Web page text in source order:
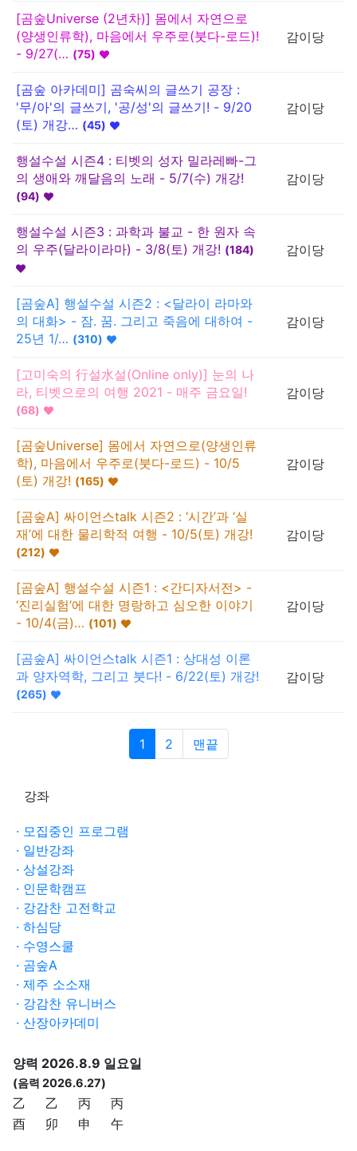
[곰숲Universe (2년차)] 몸에서 자연으로
(양생인류학), 마음에서 우주로(붓다-로드)!
- 9/27(… (75)
감이당
[곰숲 아카데미] 곰숙씨의 글쓰기 공장 :
'무/아'의 글쓰기, '공/성'의 글쓰기! - 9/20
(토) 개강… (45)
감이당
행설수설 시즌4 : 티벳의 성자 밀라레빠-그
의 생애와 깨달음의 노래 - 5/7(수) 개강!
(94)
감이당
행설수설 시즌3 : 과학과 불교 - 한 원자 속
의 우주(달라이라마) - 3/8(토) 개강! (184) 감이당
[곰숲A] 행설수설 시즌2 : <달라이 라마와
의 대화> - 잠. 꿈. 그리고 죽음에 대하여 -
25년 1/… (310)
감이당
[고미숙의 行설水설(Online only)] 눈의 나
라, 티벳으로의 여행 2021 - 매주 금요일!
(68)
감이당
[곰숲Universe] 몸에서 자연으로(양생인류
학), 마음에서 우주로(붓다-로드) - 10/5
(토) 개강! (165)
감이당
[곰숲A] 싸이언스talk 시즌2 : ‘시간’과 ‘실
재’에 대한 물리학적 여행 - 10/5(토) 개강!
(212)
감이당
[곰숲A] 행설수설 시즌1 : <간디자서전> -
‘진리실험’에 대한 명랑하고 심오한 이야기
- 10/4(금)… (101)
감이당
[곰숲A] 싸이언스talk 시즌1 : 상대성 이론
과 양자역학, 그리고 붓다! - 6/22(토) 개강!
(265)
감이당
1 2 맨끝
강좌
· 모집중인 프로그램
· 일반강좌
· 상설강좌
· 인문학캠프
· 강감찬 고전학교
· 하심당
· 수영스쿨
· 곰숲A
· 제주 소소재
· 강감찬 유니버스
· 산장아카데미
양력 2026.8.9 일요일
(음력 2026.6.27)
乙 乙 丙
丙
酉
卯 申 午